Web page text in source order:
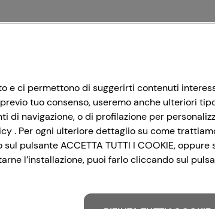
e ci permettono di suggerirti contenuti
tuo consenso, useremo anche ulteriori
navigazione, o di profilazione per
. Per ogni ulteriore dettaglio su come
pulsante ACCETTA TUTTI I COOKIE,
l’installazione, puoi farlo cliccando sul